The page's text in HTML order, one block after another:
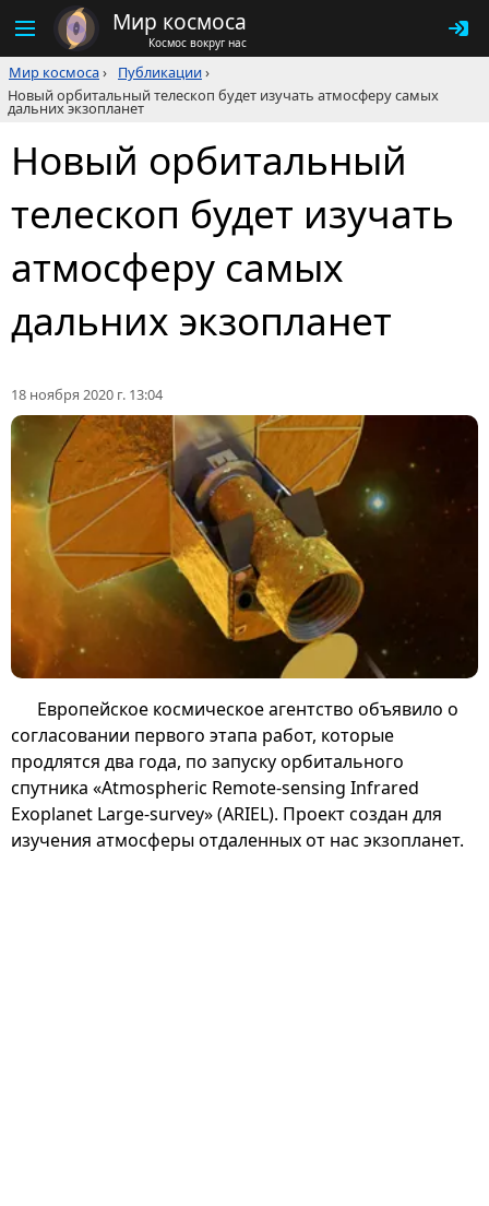
Мир космоса
Космос вокруг нас
Мир космоса› Публикации›
Новый орбитальный телескоп будет изучать атмосферу самых
дальних экзопланет
Новый орбитальный
телескоп будет изучать
атмосферу самых
дальних экзопланет
18 ноября 2020 г. 13:04
Европейское космическое агентство объявило о
согласовании первого этапа работ, которые
продлятся два года, по запуску орбитального
спутника «Atmospheric Remote-sensing Infrared
Exoplanet Large-survey» (ARIEL). Проект создан для
изучения атмосферы отдаленных от нас экзопланет.